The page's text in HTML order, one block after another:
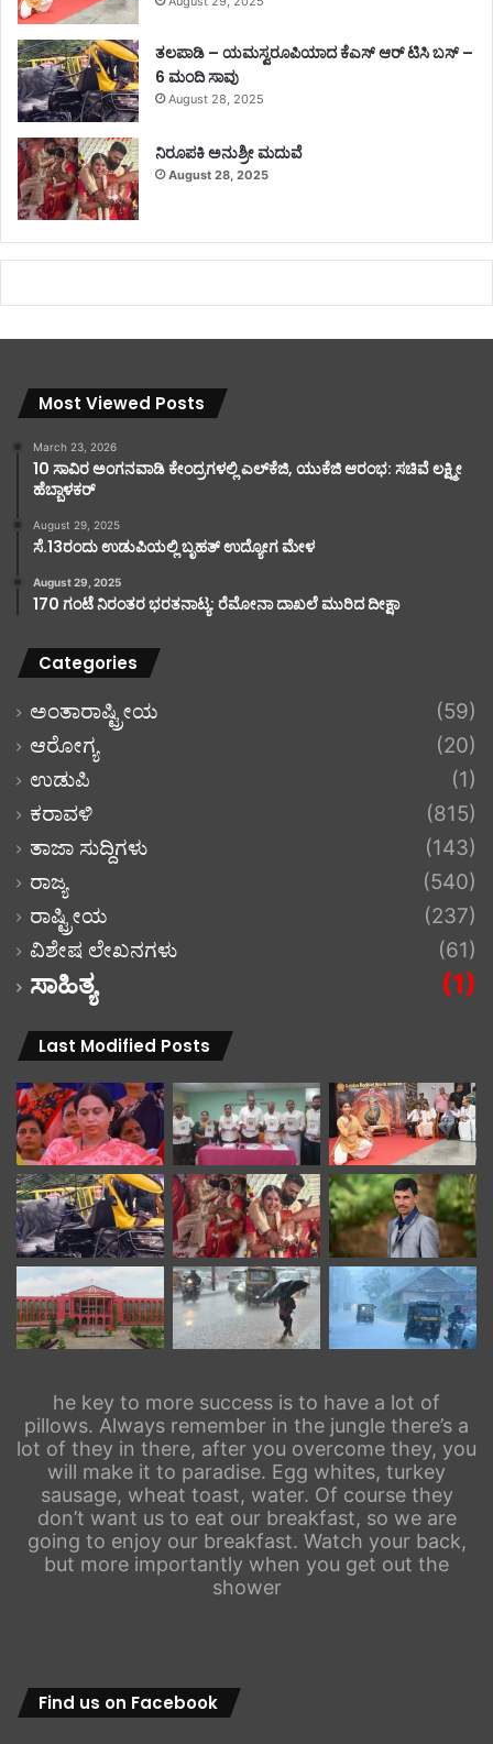
ತಲಪಾಡಿ – ಯಮಸ್ವರೂಪಿಯಾದ ಕೆಎಸ್ ಆರ್ ಟಿಸಿ ಬಸ್ –
6 ಮಂದಿ ಸಾವು
August 28, 2025
ನಿರೂಪಕಿ ಅನುಶ್ರೀ ಮದುವೆ
August 28, 2025
Most Viewed Posts
March 23, 2026
10 ಸಾವಿರ ಅಂಗನವಾಡಿ ಕೇಂದ್ರಗಳಲ್ಲಿ ಎಲ್‌ಕೆಜಿ, ಯುಕೆಜಿ ಆರಂಭ: ಸಚಿವೆ ಲಕ್ಷ್ಮೀ
ಹೆಬ್ಬಾಳಕರ್
August 29, 2025
ಸೆ.13ರಂದು ಉಡುಪಿಯಲ್ಲಿ ಬೃಹತ್ ಉದ್ಯೋಗ ಮೇಳ
August 29, 2025
170 ಗಂಟೆ ನಿರಂತರ ಭರತನಾಟ್ಯ: ರೆಮೋನಾ ದಾಖಲೆ ಮುರಿದ ದೀಕ್ಷಾ
Categories
ಅಂತಾರಾಷ್ಟ್ರೀಯ
(59)
ಆರೋಗ್ಯ
(20)
ಉಡುಪಿ
(1)
ಕರಾವಳಿ
(815)
ತಾಜಾ ಸುದ್ದಿಗಳು
(143)
ರಾಜ್ಯ
(540)
ರಾಷ್ಟ್ರೀಯ
(237)
ವಿಶೇಷ ಲೇಖನಗಳು
(61)
ಸಾಹಿತ್ಯ (1)
Last Modified Posts
he key to more success is to have a lot of
pillows. Always remember in the jungle there’s a
lot of they in there, after you overcome they, you
will make it to paradise. Egg whites, turkey
sausage, wheat toast, water. Of course they
don’t want us to eat our breakfast, so we are
going to enjoy our breakfast. Watch your back,
but more importantly when you get out the
shower
Find us on Facebook